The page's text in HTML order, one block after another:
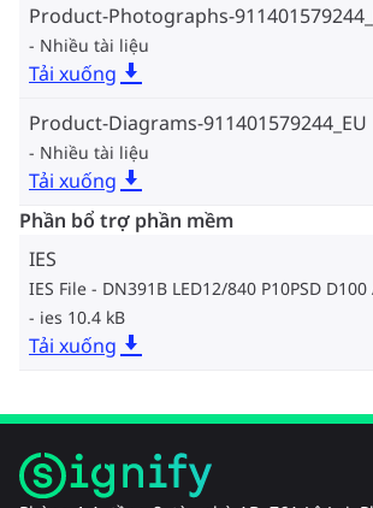
Product-Photographs-
Nhiều tài liệu
Tải xuống
Product-Diagrams-911401579244_EU
Nhiều tài liệu
Tải xuống
Phần bổ trợ phần mềm
IES
IES File - DN391B LED12/840 P10PSD D100
ies 10.4 kB
Tải xuống